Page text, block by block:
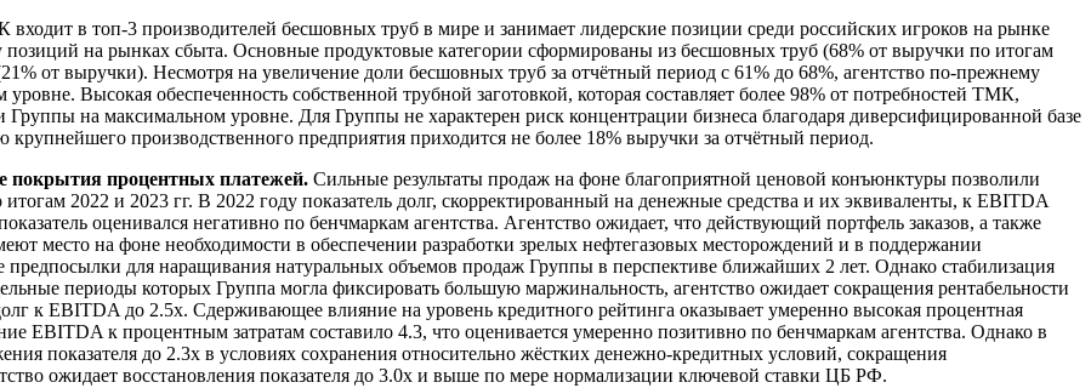
в топ-3 производителей бесшовных труб в мире и занимает лидерские позиции среди российских игроков на рынке
на рынках сбыта. Основные продуктовые категории сформированы из бесшовных труб (68% от выручки по итогам
от выручки). Несмотря на увеличение доли бесшовных труб за отчётный период с 61% до 68%, агентство по-прежнему
Высокая обеспеченность собственной трубной заготовкой, которая составляет более 98% от потребностей ТМК,
Группы на максимальном уровне. Для Группы не характерен риск концентрации бизнеса благодаря диверсифицированной базе
производственного предприятия приходится не более 18% выручки за отчётный период.
покрытия процентных платежей. Сильные результаты продаж на фоне благоприятной ценовой конъюнктуры позволили
2022 и 2023 гг. В 2022 году показатель долг, скорректированный на денежные средства и их эквиваленты, к EBITDA
оценивался негативно по бенчмаркам агентства. Агентство ожидает, что действующий портфель заказов, а также
место на фоне необходимости в обеспечении разработки зрелых нефтегазовых месторождений и в поддержании
для наращивания натуральных объемов продаж Группы в перспективе ближайших 2 лет. Однако стабилизация
периоды которых Группа могла фиксировать большую маржинальность, агентство ожидает сокращения рентабельности
к EBITDA до 2.5х. Сдерживающее влияние на уровень кредитного рейтинга оказывает умеренно высокая процентная
EBITDA к процентным затратам составило 4.3, что оценивается умеренно позитивно по бенчмаркам агентства. Однако в
показателя до 2.3х в условиях сохранения относительно жёстких денежно-кредитных условий, сокращения
ожидает восстановления показателя до 3.0х и выше по мере нормализации ключевой ставки ЦБ РФ.